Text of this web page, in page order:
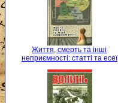
Життя, смерть та інші
неприємності: статті та есеї